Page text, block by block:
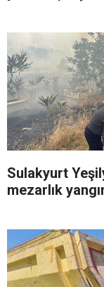
Sulakyurt
mezarlık